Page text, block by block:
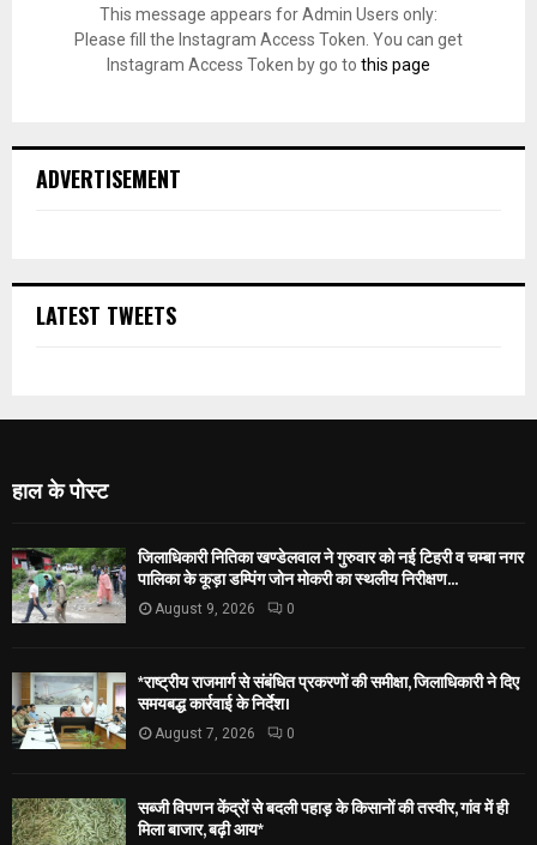
This message appears for Admin Users only:
Please fill the Instagram Access Token. You can get
Instagram Access Token by go to this page
ADVERTISEMENT
LATEST TWEETS
हाल के पोस्ट
जिलाधिकारी नितिका खण्डेलवाल ने गुरुवार को नई टिहरी व चम्बा नगर
पालिका के कूड़ा डम्पिंग जोन मोकरी का स्थलीय निरीक्षण...
August 9, 2026 0
*राष्ट्रीय राजमार्ग से संबंधित प्रकरणों की समीक्षा, जिलाधिकारी ने दिए
समयबद्ध कार्रवाई के निर्देश।
August 7, 2026 0
सब्जी विपणन केंद्रों से बदली पहाड़ के किसानों की तस्वीर, गांव में ही
मिला बाजार, बढ़ी आय*